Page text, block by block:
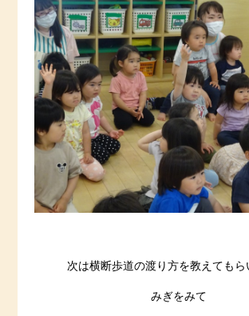
次は横断歩道の渡り方を教えてもら
みぎをみて